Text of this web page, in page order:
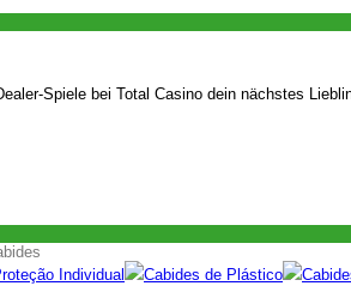
bei Total Casino dein nächstes
Individual Cabides de Plástico